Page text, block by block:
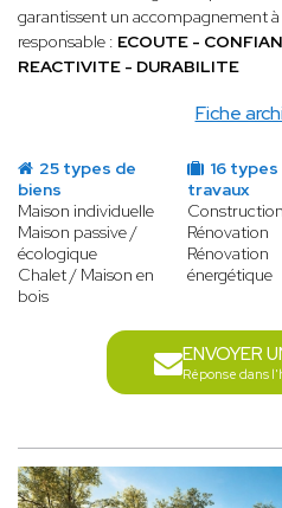
Fiche
garantissent un accompagnement
responsable : ECOUTE -
REACTIVITE - DURABILITE
25 types de
biens
Maison individuelle
Maison passive /
écologique
Chalet / Maison en
bois
16 types
travaux
Rénovation
Rénovation
énergétique
ENVOYER
Réponse dans